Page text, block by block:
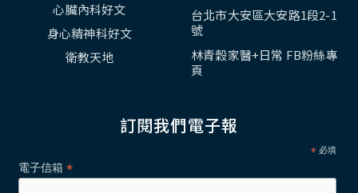
心臟內科好文
身心精神科好文
衛教天地
台北市大安區大安路1段2-1
號
林青穀家醫+日常 FB粉絲專
頁
訂閱我們電子報
* 必填
電子信箱 *